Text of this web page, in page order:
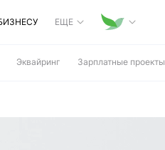
ЕЩЕ
Эквайринг Зарплатные проекты